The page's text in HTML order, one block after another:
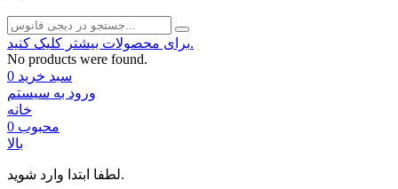
برای محصولات بیشتر کلیک کنید.
No products were found.
سبد خرید 0
ورود به سیستم
خانه
محبوب 0
بالا
لطفا ابتدا وارد شوید.